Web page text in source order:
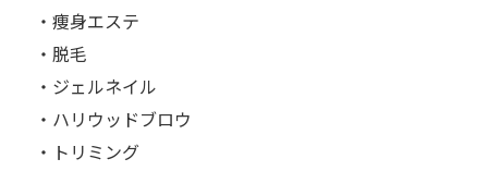
⠀・痩身エステ
⠀・脱毛
⠀・ジェルネイル
⠀・ハリウッドブロウ
⠀・トリミング